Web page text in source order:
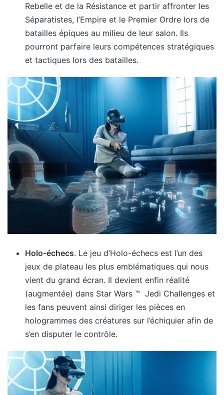
Rebelle et de la Résistance et partir affronter les
Séparatistes, l’Empire et le Premier Ordre lors de
batailles épiques au milieu de leur salon. Ils
pourront parfaire leurs compétences stratégiques
et tactiques lors des batailles.
Holo-échecs. Le jeu d’Holo-échecs est l’un des
jeux de plateau les plus emblématiques qui nous
vient du grand écran. Il devient enfin réalité
(augmentée) dans Star Wars ™ Jedi Challenges et
les fans peuvent ainsi diriger les pièces en
hologrammes des créatures sur l’échiquier afin de
s’en disputer le contrôle.